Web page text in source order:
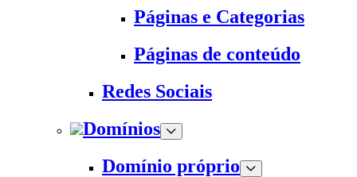
Páginas e Categorias
Páginas de conteúdo
Redes Sociais
Domínios
Domínio próprio